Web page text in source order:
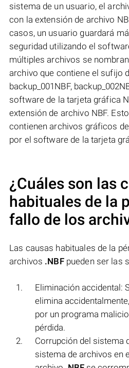
sistema de un usuario, el
con la extensión de archivo
casos, un usuario guardará
seguridad utilizando el
múltiples archivos se
archivo que contiene el sufijo
backup_001NBF,
software de la tarjeta gráfica
extensión de archivo NBF.
contienen archivos gráficos
por el software de la tarjeta
¿Cuáles son las
habituales de la
fallo de los
Las causas habituales de la
archivos .NBFpueden ser las
Eliminación accidental:
elimina
por un programa
pérdida.
Corrupción del sistema
sistema de archivos en